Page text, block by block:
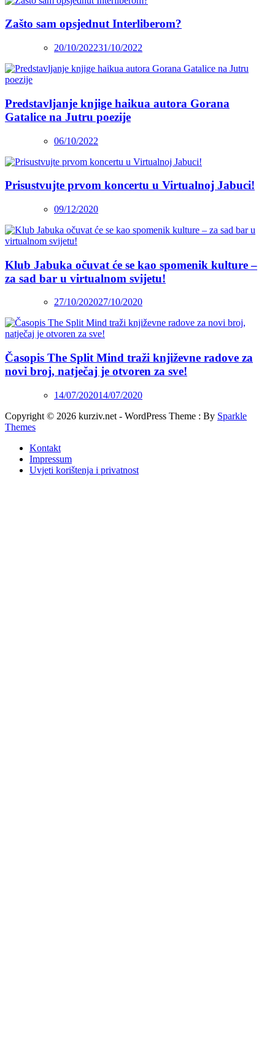
Zašto sam opsjednut Interliberom?
20/10/202231/10/2022
Predstavljanje knjige haikua autora Gorana
Gatalice na Jutru poezije
06/10/2022
Prisustvujte prvom koncertu u Virtualnoj Jabuci!
09/12/2020
Klub Jabuka očuvat će se kao spomenik kulture –
za sad bar u virtualnom svijetu!
27/10/202027/10/2020
Časopis The Split Mind traži književne radove za
novi broj, natječaj je otvoren za sve!
14/07/202014/07/2020
Copyright © 2026 kurziv.net - WordPress Theme : By Sparkle
Themes
Kontakt
Impressum
Uvjeti korištenja i privatnost